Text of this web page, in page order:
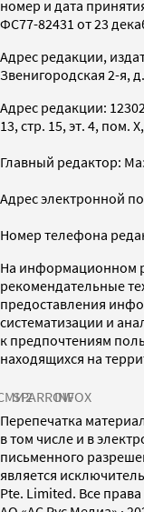
номер и дата
ФС77-82431 от 23
Адрес редакции,
Звенигородская 2-я,
Адрес редакции:
13, стр. 15, эт. 4, пом.
Главный редактор:
Адрес электронной
Номер телефона
На информационном
рекомендательные
предоставления
систематизации и
к предпочтениям
находящихся на
SPARROWINFOX
Перепечатка
в том числе и в
письменного
является
Pte. Limited. Все